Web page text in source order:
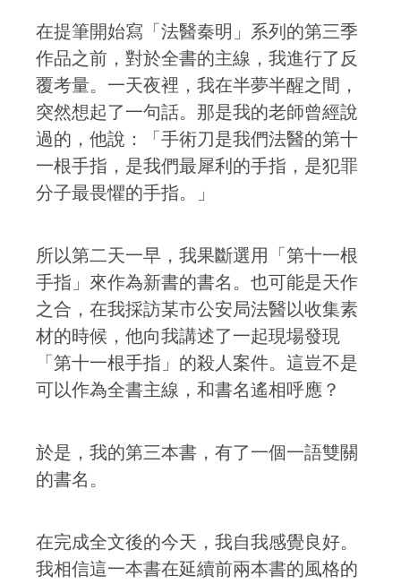
在提筆開始寫「法醫秦明」系列的第三季
作品之前，對於全書的主線，我進行了反
覆考量。一天夜裡，我在半夢半醒之間，
突然想起了一句話。那是我的老師曾經說
過的，他說：「手術刀是我們法醫的第十
一根手指，是我們最犀利的手指，是犯罪
分子最畏懼的手指。」
所以第二天一早，我果斷選用「第十一根
手指」來作為新書的書名。也可能是天作
之合，在我採訪某市公安局法醫以收集素
材的時候，他向我講述了一起現場發現
「第十一根手指」的殺人案件。這豈不是
可以作為全書主線，和書名遙相呼應？
於是，我的第三本書，有了一個一語雙關
的書名。
在完成全文後的今天，我自我感覺良好。
我相信這一本書在延續前兩本書的風格的